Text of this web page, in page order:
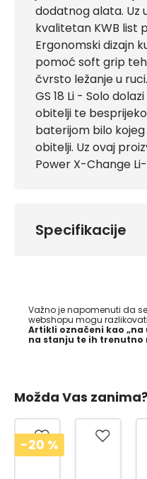
dodatnog alata. Uz
kvalitetan KWB list
Ergonomski dizajn
pomoć soft grip
čvrsto ležanje u
GS 18 Li - Solo
obitelji te
baterijom bilo
obitelji. Uz ovaj
Power X-Change
Specifikacije
Važno je napomenuti da
webshopu mogu
Artikli označeni kao
na stanju te ih
Možda Vas zanima?
-20 %